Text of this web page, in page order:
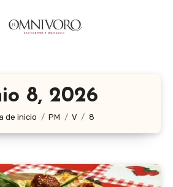
8, 2026
de inicio PM V 8